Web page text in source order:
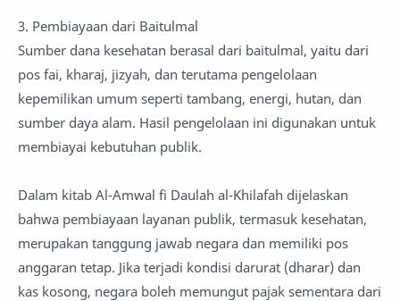
3. Pembiayaan dari Baitulmal
Sumber dana kesehatan berasal dari baitulmal, yaitu dari
pos fai, kharaj, jizyah, dan terutama pengelolaan
kepemilikan umum seperti tambang, energi, hutan, dan
sumber daya alam. Hasil pengelolaan ini digunakan untuk
membiayai kebutuhan publik.
Dalam kitab Al-Amwal fi Daulah al-Khilafah dijelaskan
bahwa pembiayaan layanan publik, termasuk kesehatan,
merupakan tanggung jawab negara dan memiliki pos
anggaran tetap. Jika terjadi kondisi darurat (dharar) dan
kas kosong, negara boleh memungut pajak sementara dari